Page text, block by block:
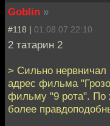
Goblin »
#118 | 01.08.07 22:10
2 татарин 2
> Сильно
адрес фильма
фильму "9 рота". По
более